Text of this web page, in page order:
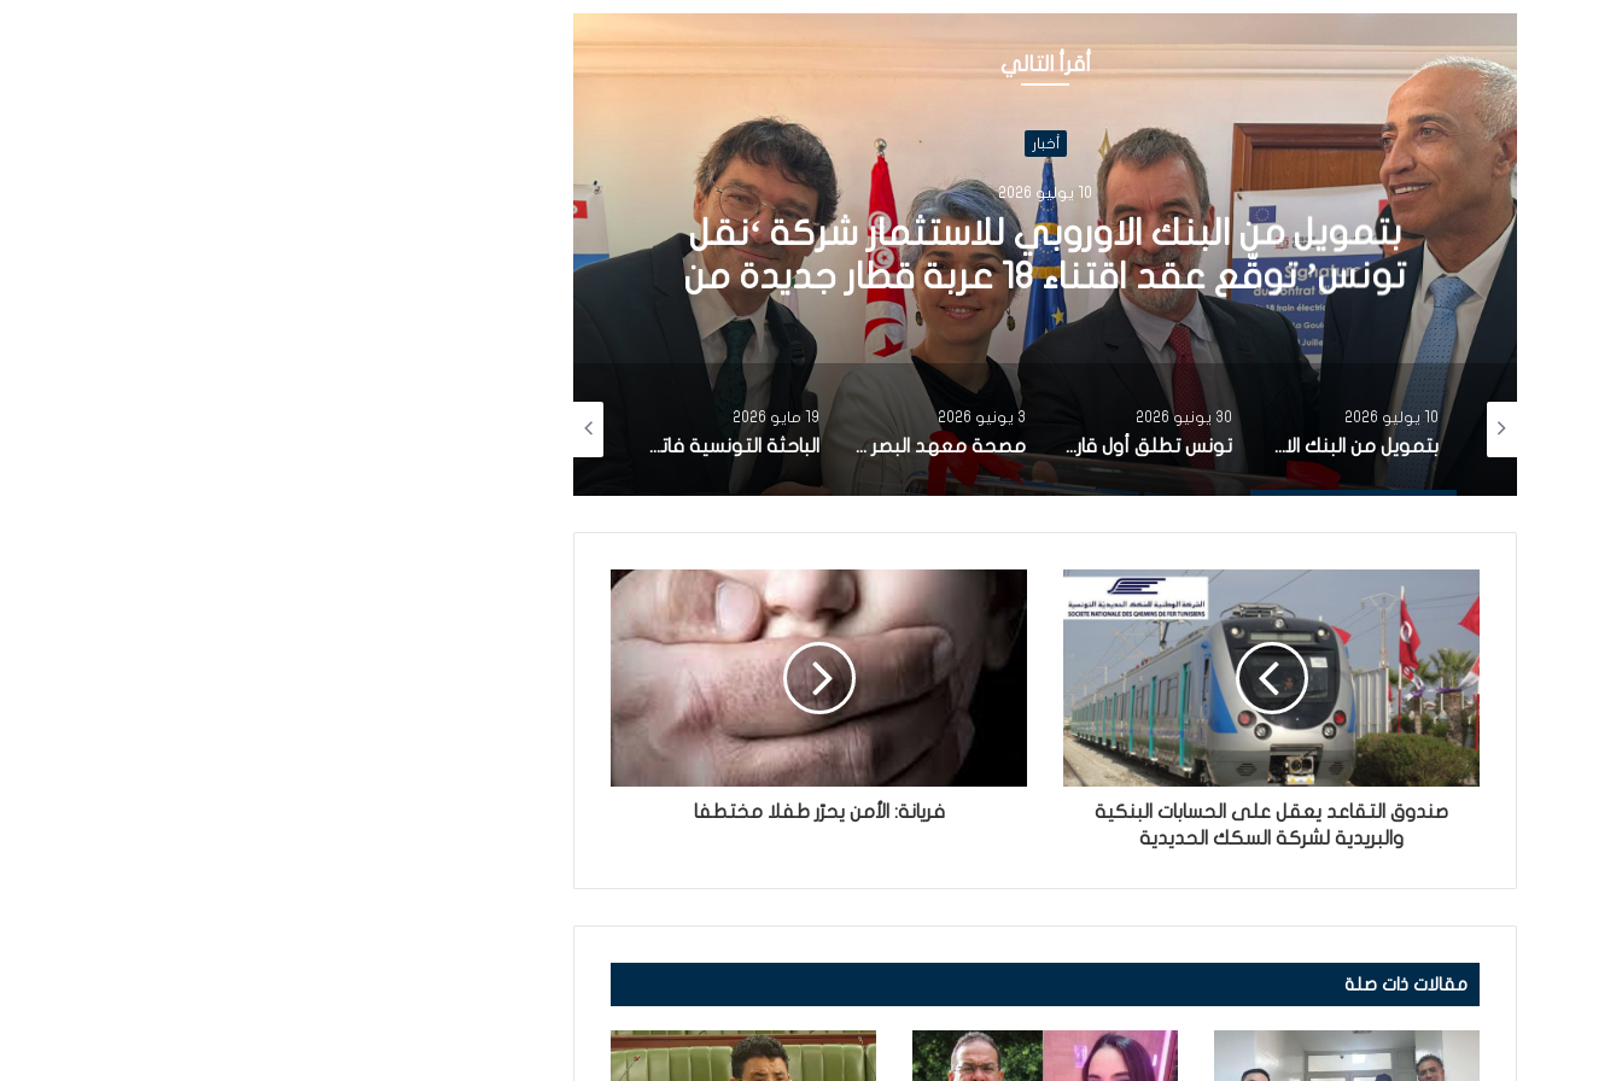
أقرأ التالي
أخبار
30 يونيو 2026
تونس تطلق أول قارب صيد كهربائي يعمل بالطاقة
الشمسية في المتوسط
30 يونيو 2026
تونس تطلق أول قارب صيد كهربائي يعمل بالطاقة الشمسية في المتوسط
3 يونيو 2026
مصحة معهد البصر والشبكية بالبحيرة 1 تقوم باجراء اكثر من 50 عملية جراحية لازالة الماء الابيض مجانا لفائدة عدد من اهالي قفصة
19 مايو 2026
الباحثة التونسية فاتن المولدي تنجح في الحصول على براءة اختراع في الولايات المتحدة الأمريكية، وذلك بعد ابتكارها محركاً هجيناً ثورياً
12 أبريل 2026
تونس تحتل المرتبة الاولى افريقيا من حيث عدد النساء المطورات للبرمجيات
صندوق التقاعد يعقل على الحسابات البنكية
والبريدية لشركة السكك الحديدية
فريانة: الأمن يحرّر طفلا مختطفا
مقالات ذات صلة